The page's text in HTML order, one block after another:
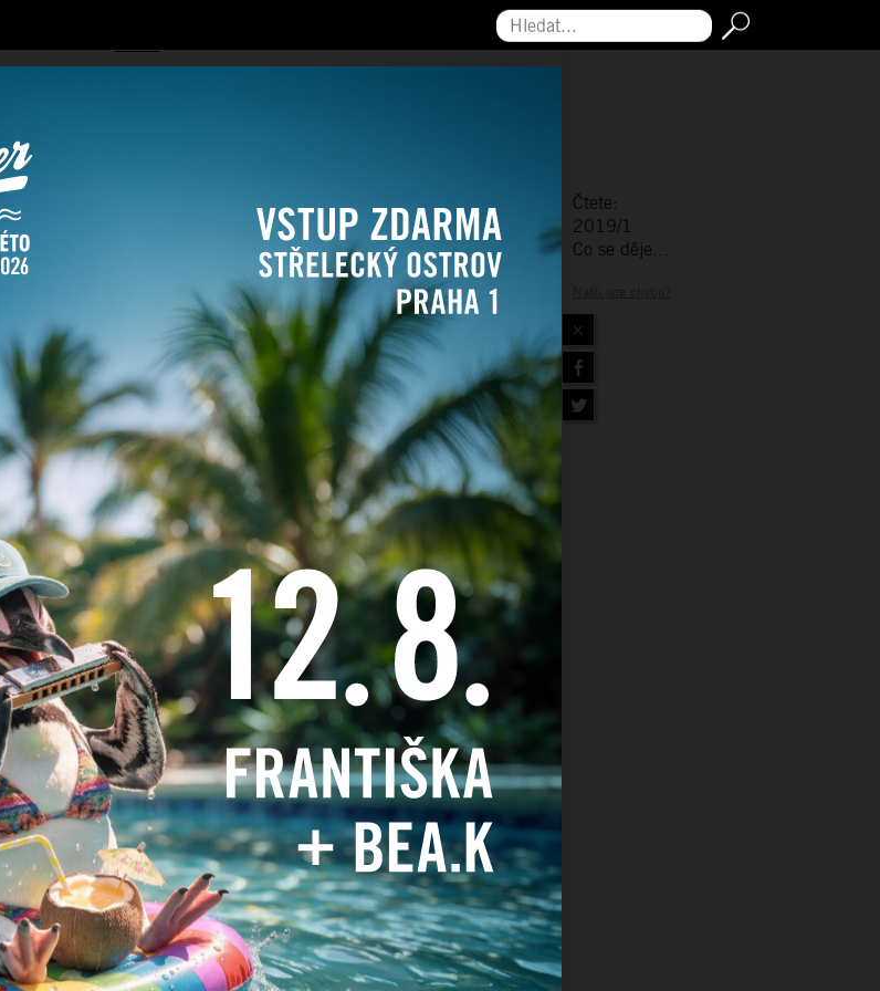
Hledat...
Čtete:
2019/1
Co se děje...
Našli jste chybu?
×